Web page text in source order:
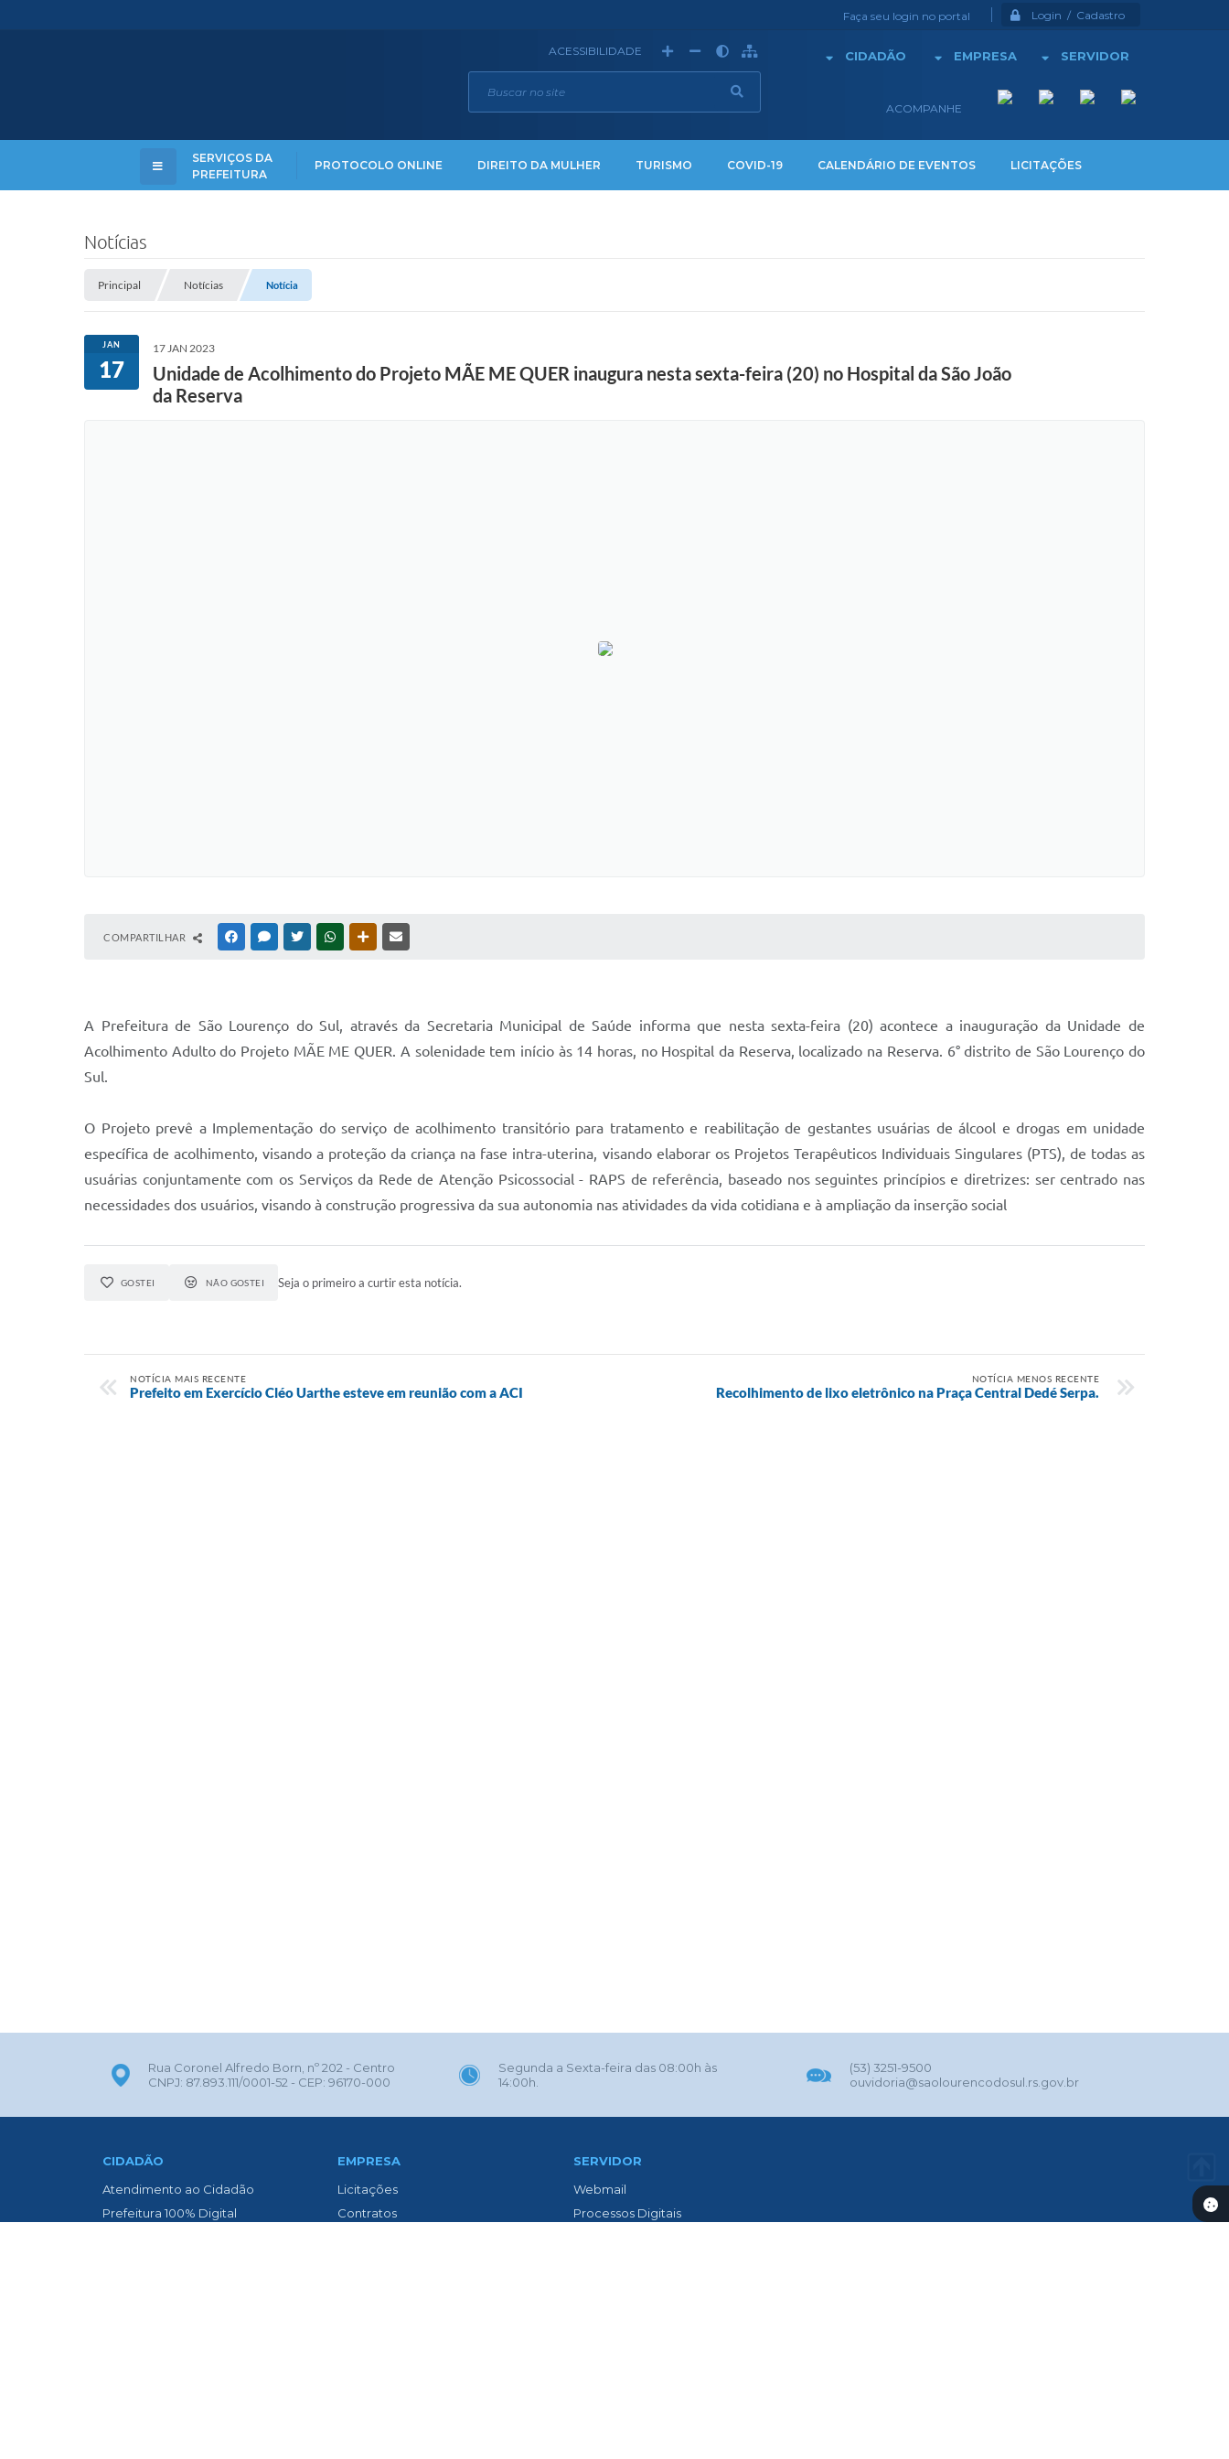
Faça seu login no portal Login / Cadastro
CIDADÃO EMPRESA SERVIDOR
ACOMPANHE
ACESSIBILIDADE
SERVIÇOS DA
PREFEITURA
PROTOCOLO ONLINE DIREITO DA MULHER TURISMO COVID-19 CALENDÁRIO DE EVENTOS LICITAÇÕES
Notícias
Principal Notícias Notícia
JAN
17
17 JAN 2023
Unidade de Acolhimento do Projeto MÃE ME QUER inaugura nesta sexta-feira (20) no Hospital da São João
da Reserva
COMPARTILHAR FACEBOOKMESSENGER
TWITTERWHATSAPPOUTRAS MÍDIAS
A Prefeitura de São Lourenço do Sul, através da Secretaria Municipal de Saúde informa que nesta sexta-feira (20) acontece a inauguração da Unidade de
Acolhimento Adulto do Projeto MÃE ME QUER. A solenidade tem início às 14 horas, no Hospital da Reserva, localizado na Reserva. 6° distrito de São Lourenço do
Sul.
O Projeto prevê a Implementação do serviço de acolhimento transitório para tratamento e reabilitação de gestantes usuárias de álcool e drogas em unidade
específica de acolhimento, visando a proteção da criança na fase intra-uterina, visando elaborar os Projetos Terapêuticos Individuais Singulares (PTS), de todas as
usuárias conjuntamente com os Serviços da Rede de Atenção Psicossocial - RAPS de referência, baseado nos seguintes princípios e diretrizes: ser centrado nas
necessidades dos usuários, visando à construção progressiva da sua autonomia nas atividades da vida cotidiana e à ampliação da inserção social
GOSTEI NÃO GOSTEI Seja o primeiro a curtir esta notícia.
NOTÍCIA MAIS RECENTE
Prefeito em Exercício Cléo Uarthe esteve em reunião com a ACI
NOTÍCIA MENOS RECENTE
Recolhimento de lixo eletrônico na Praça Central Dedé Serpa.
Rua Coronel Alfredo Born, nº 202 - Centro
CNPJ: 87.893.111/0001-52 - CEP: 96170-000
Segunda a Sexta-feira das 08:00h às
14:00h.
(53) 3251-9500
ouvidoria@saolourencodosul.rs.gov.br
CIDADÃO
Atendimento ao Cidadão
Prefeitura 100% Digital
EMPRESA
Licitações
Contratos
SERVIDOR
Webmail
Processos Digitais